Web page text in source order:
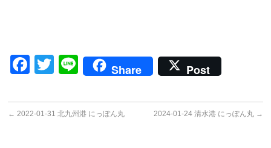
Facebook
Twitter
LineShare Post
← 2022-01-31 北九州港 にっぽん丸 2024-01-24 清水港 にっぽん丸 →